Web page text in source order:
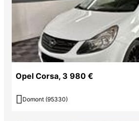
Opel Corsa, 3 980 €
 Domont (95330)